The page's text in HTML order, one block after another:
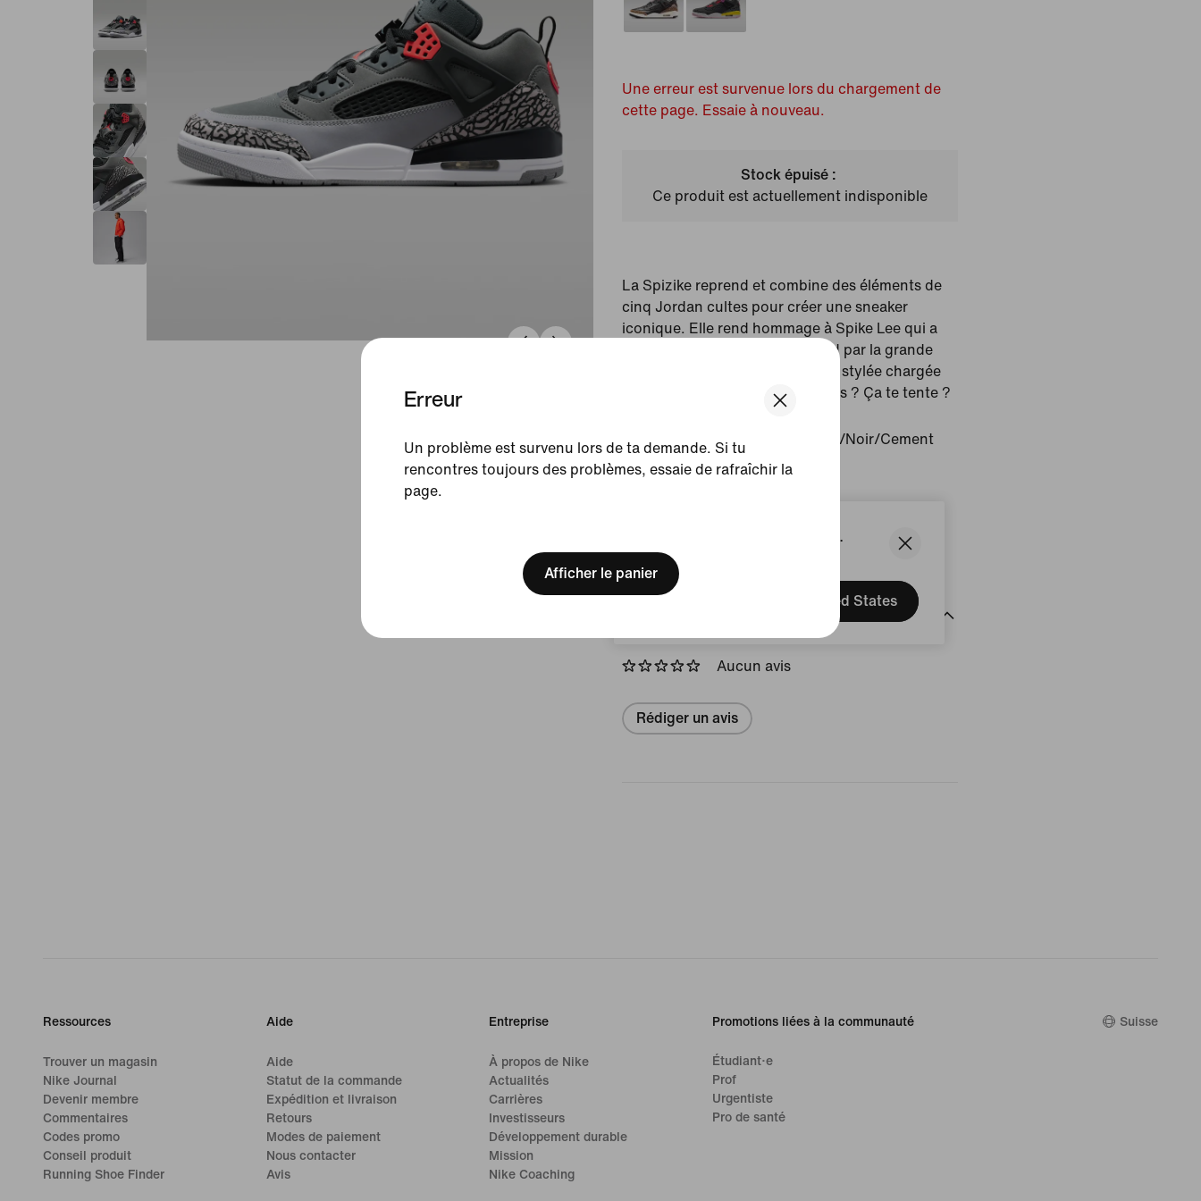
We think you are in United States.
Update your location?
United States
Erreur
Un problème est survenu lors de ta demande. Si tu
rencontres toujours des problèmes, essaie de rafraîchir la
page.
Afficher le panier
Une erreur est survenue lors du chargement de
cette page. Essaie à nouveau.
Stock épuisé :
Ce produit est actuellement indisponible
La Spizike reprend et combine des éléments de
cinq Jordan cultes pour créer une sneaker
iconique. Elle rend hommage à Spike Lee qui a
fait entrer le basket à Hollywood par la grande
porte. Le résultat ? Une sneaker stylée chargée
d'histoire. Que demander de plus ? Ça te tente ?
Couleur affichée :
Dark Grey/Noir/Cement
Grey/Infrared
Afficher les détails du produit
Aucun avis
Rédiger un avis
Ressources
Trouver un magasin
Nike Journal
Devenir membre
Commentaires
Codes promo
Conseil produit
Running Shoe Finder
Aide
Aide
Statut de la commande
Expédition et livraison
Retours
Modes de paiement
Nous contacter
Avis
Entreprise
À propos de Nike
Actualités
Carrières
Investisseurs
Développement durable
Mission
Nike Coaching
Promotions liées à la communauté
Étudiant·e
Prof
Urgentiste
Pro de santé
Suisse